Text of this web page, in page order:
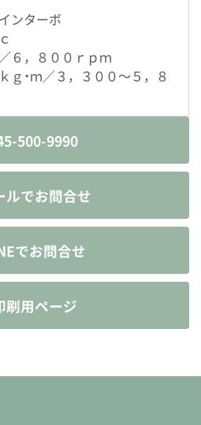
ンターボ
６，８００ｒｐｍ
・ｍ／３，３００～５，８
500-9990
ルでお問合せ
でお問合せ
刷用ページ